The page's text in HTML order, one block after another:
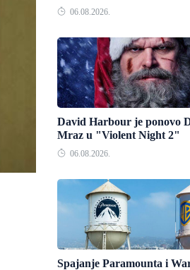
06.08.2026.
David Harbour je ponovo
Mraz u "Violent Night 2"
06.08.2026.
Spajanje Paramounta i